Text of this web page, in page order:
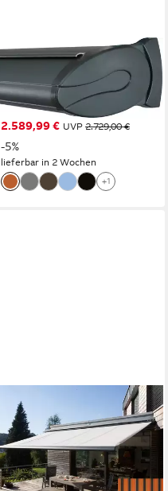
WISMAR
Kassettenmarkise Classic S-
Compact Breite: 300 cm,
Ausfall: 250 cm
2.589,99 € UVP 2.729,00 €
-5%
lieferbar in 2 Wochen
+1